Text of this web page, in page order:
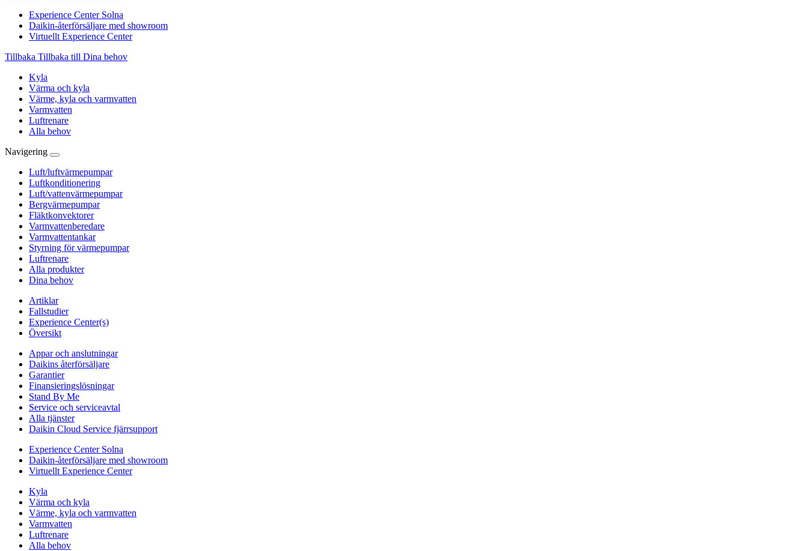
Experience Center Solna
Daikin-återförsäljare med showroom
Virtuellt Experience Center
Tillbaka Tillbaka till Dina behov
Kyla
Värma och kyla
Värme, kyla och varmvatten
Varmvatten
Luftrenare
Alla behov
Navigering
Luft/luftvärmepumpar
Luftkonditionering
Luft/vattenvärmepumpar
Bergvärmepumpar
Fläktkonvektorer
Varmvattenberedare
Varmvattentankar
Styrning för värmepumpar
Luftrenare
Alla produkter
Dina behov
Artiklar
Fallstudier
Experience Center(s)
Översikt
Appar och anslutningar
Daikins återförsäljare
Garantier
Finansieringslösningar
Stand By Me
Service och serviceavtal
Alla tjänster
Daikin Cloud Service fjärrsupport
Experience Center Solna
Daikin-återförsäljare med showroom
Virtuellt Experience Center
Kyla
Värma och kyla
Värme, kyla och varmvatten
Varmvatten
Luftrenare
Alla behov